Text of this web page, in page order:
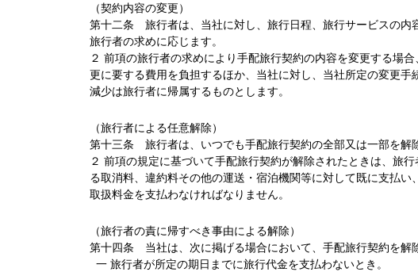
（契約内容の変更）
第十二条 旅行者は、当社に対し、旅行日程、旅行サービスの内
旅行者の求めに応じます。
２ 前項の旅行者の求めにより手配旅行契約の内容を変更する場
更に要する費用を負担するほか、当社に対し、当社所定の変更
減少は旅行者に帰属するものとします。
（旅行者による任意解除）
第十三条 旅行者は、いつでも手配旅行契約の全部又は一部を解
２ 前項の規定に基づいて手配旅行契約が解除されたときは、旅
る取消料、違約料その他の運送・宿泊機関等に対して既に支払
取扱料金を支払わなければなりません。
（旅行者の責に帰すべき事由による解除）
第十四条 当社は、次に掲げる場合において、手配旅行契約を解
一 旅行者が所定の期日までに旅行代金を支払わないとき。